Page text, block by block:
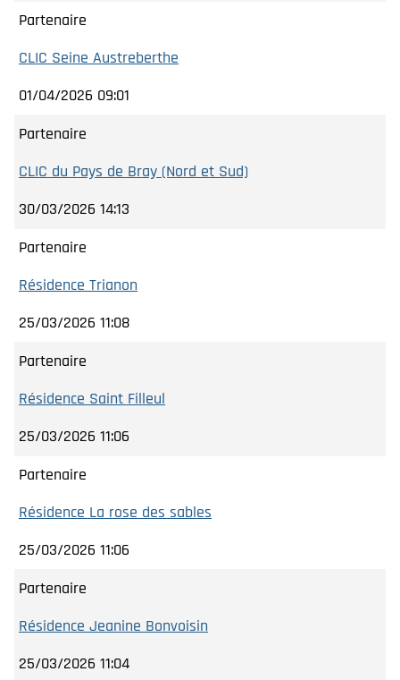
Partenaire
CLIC Seine Austreberthe
01/04/2026 09:01
Partenaire
CLIC du Pays de Bray (Nord et Sud)
30/03/2026 14:13
Partenaire
Résidence Trianon
25/03/2026 11:08
Partenaire
Résidence Saint Filleul
25/03/2026 11:06
Partenaire
Résidence La rose des sables
25/03/2026 11:06
Partenaire
Résidence Jeanine Bonvoisin
25/03/2026 11:04